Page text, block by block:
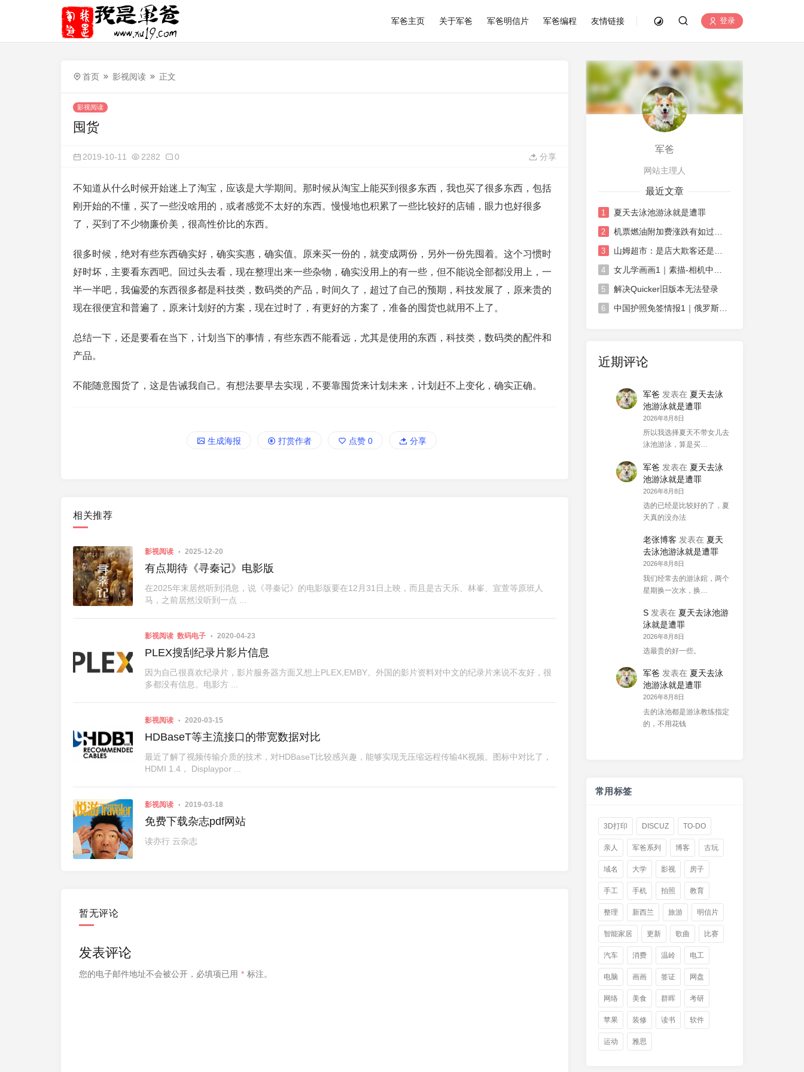
军爸主页 关于军爸 军爸明信片 军爸编程 友情链接 登录
首页 影视阅读 正文
影视阅读
囤货
2019-10-11 2282 0 分享
不知道从什么时候开始迷上了淘宝，应该是大学期间。那时候从淘宝上能买到很多东西，我也买了很多东西，包括
刚开始的不懂，买了一些没啥用的，或者感觉不太好的东西。慢慢地也积累了一些比较好的店铺，眼力也好很多
了，买到了不少物廉价美，很高性价比的东西。
很多时候，绝对有些东西确实好，确实实惠，确实值。原来买一份的，就变成两份，另外一份先囤着。这个习惯时
好时坏，主要看东西吧。回过头去看，现在整理出来一些杂物，确实没用上的有一些，但不能说全部都没用上，一
半一半吧，我偏爱的东西很多都是科技类，数码类的产品，时间久了，超过了自己的预期，科技发展了，原来贵的
现在很便宜和普遍了，原来计划好的方案，现在过时了，有更好的方案了，准备的囤货也就用不上了。
总结一下，还是要看在当下，计划当下的事情，有些东西不能看远，尤其是使用的东西，科技类，数码类的配件和
产品。
不能随意囤货了，这是告诫我自己。有想法要早去实现，不要靠囤货来计划未来，计划赶不上变化，确实正确。
生成海报 打赏作者 点赞 0 分享
相关推荐
影视阅读 2025-12-20
有点期待《寻秦记》电影版
在2025年末居然听到消息，说《寻秦记》的电影版要在12月31日上映，而且是古天乐、林峯、宣萱等原班人
马，之前居然没听到一点 ...
影视阅读 数码电子 2020-04-23
PLEX搜刮纪录片影片信息
因为自己很喜欢纪录片，影片服务器方面又想上PLEX,EMBY。外国的影片资料对中文的纪录片来说不友好，很
多都没有信息。电影方 ...
影视阅读 2020-03-15
HDBaseT等主流接口的带宽数据对比
最近了解了视频传输介质的技术，对HDBaseT比较感兴趣，能够实现无压缩远程传输4K视频。图标中对比了，
HDMI 1.4， Displaypor ...
影视阅读 2019-03-18
免费下载杂志pdf网站
读亦行 云杂志
暂无评论
发表评论
您的电子邮件地址不会被公开， 必填项已用 * 标注。
军爸
网站主理人
最近文章
1 夏天去泳池游泳就是遭罪
2
3
4
5 解决Quicker旧版本无法登录
6 中国护照免签情报1｜俄罗斯对中国免签政策延长
近期评论
军爸 发表在 夏天去泳
池游泳就是遭罪
2026年8月8日
所以我选择夏天不带女儿去
泳池游泳，算是买…
军爸 发表在 夏天去泳
池游泳就是遭罪
2026年8月8日
选的已经是比较好的了，夏
天真的没办法
老张博客 发表在 夏天
去泳池游泳就是遭罪
2026年8月8日
我们经常去的游泳錧，两个
星期换一次水，换…
S 发表在 夏天去泳池游
泳就是遭罪
2026年8月8日
选最贵的好一些。
军爸 发表在 夏天去泳
池游泳就是遭罪
2026年8月8日
去的泳池都是游泳教练指定
的，不用花钱
常用标签
3D打印 DISCUZ TO-DO
亲人 军爸系列 博客 古玩
域名 大学 影视 房子
手工 手机 拍照 教育
整理 新西兰 旅游 明信片
智能家居 更新 歌曲 比赛
汽车 消费 温岭 电工
电脑 画画 签证 网盘
网络 美食 群晖 考研
苹果 装修 读书 软件
运动 雅思